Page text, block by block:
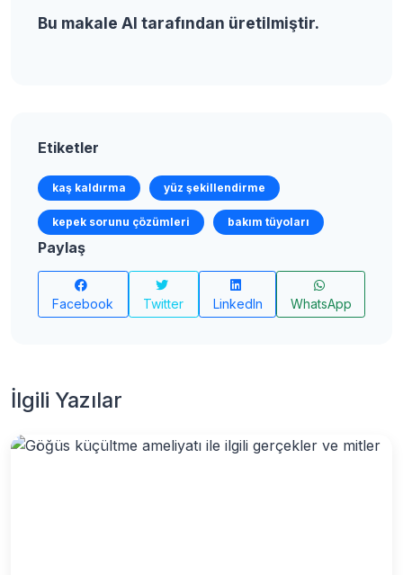
Bu makale AI tarafından üretilmiştir.
Etiketler
kaş kaldırma yüz şekillendirme
kepek sorunu çözümleri bakım tüyoları
Paylaş
Facebook Twitter LinkedIn WhatsApp
İlgili Yazılar